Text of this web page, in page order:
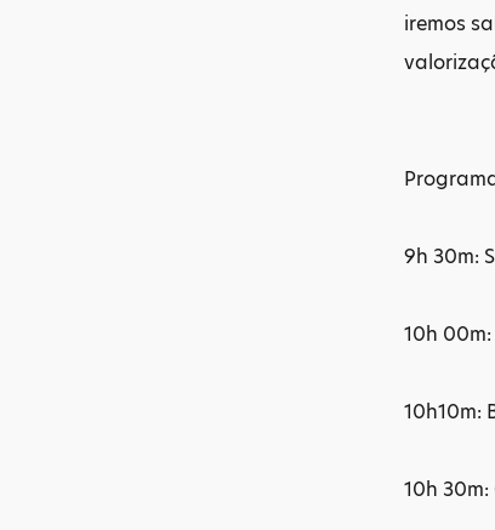
iremos
9h 30m:
10h
10h10m:
10h